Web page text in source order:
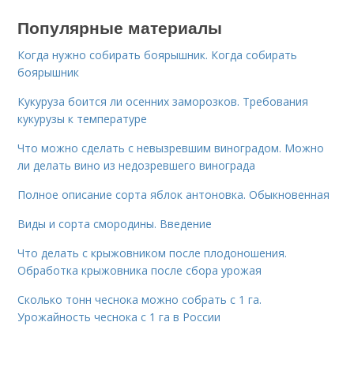
Популярные материалы
Когда нужно собирать боярышник. Когда собирать
боярышник
Кукуруза боится ли осенних заморозков. Требования
кукурузы к температуре
Что можно сделать с невызревшим виноградом. Можно
ли делать вино из недозревшего винограда
Полное описание сорта яблок антоновка. Обыкновенная
Виды и сорта смородины. Введение
Что делать с крыжовником после плодоношения.
Обработка крыжовника после сбора урожая
Сколько тонн чеснока можно собрать с 1 га.
Урожайность чеснока с 1 га в России